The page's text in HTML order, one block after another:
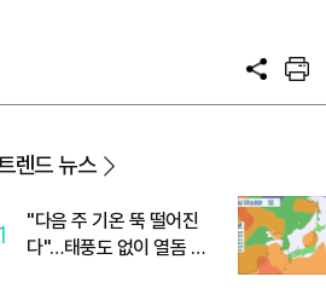
공
프
트
렌드 뉴스
"다음 주 기온 뚝 떨어진
다"…태풍도 없이 열돔 박